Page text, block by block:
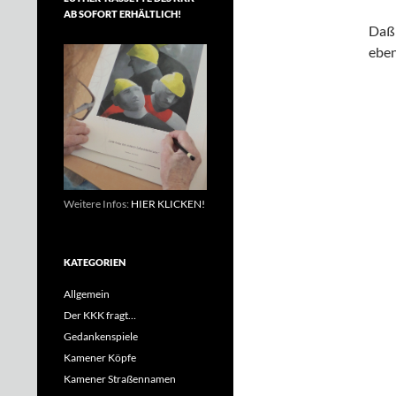
AB SOFORT ERHÄLTLICH!
Weitere Infos: HIER KLICKEN!
KATEGORIEN
Allgemein
Der KKK fragt…
Gedankenspiele
Kamener Köpfe
Kamener Straßennamen